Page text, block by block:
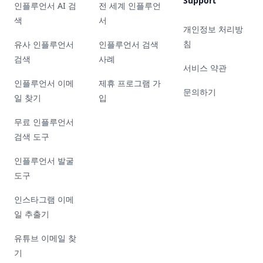
인플루언서 AI 검
색
유사 인플루언서
검색
인플루언서 이메
일 찾기
무료 인플루언서
검색 도구
인플루언서 발굴
도구
인스타그램 이메
일 추출기
유튜브 이메일 찾
기
전 세계 인플루언
서
인플루언서 검색
사례
제휴 프로그램 가
입
개인정보 처리방
침
서비스 약관
문의하기